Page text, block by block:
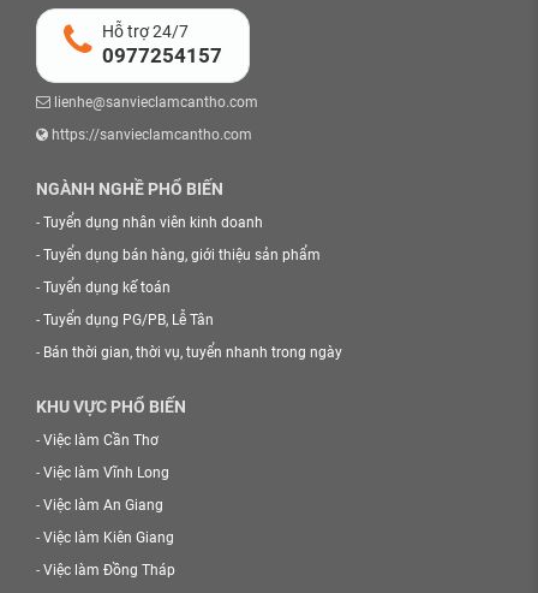
Hỗ trợ 24/7
0977254157
lienhe@sanvieclamcantho.com
https://sanvieclamcantho.com
NGÀNH NGHỀ PHỔ BIẾN
- Tuyển dụng nhân viên kinh doanh
- Tuyển dụng bán hàng, giới thiệu sản phẩm
- Tuyển dụng kế toán
- Tuyển dụng PG/PB, Lễ Tân
- Bán thời gian, thời vụ, tuyển nhanh trong ngày
KHU VỰC PHỔ BIẾN
- Việc làm Cần Thơ
- Việc làm Vĩnh Long
- Việc làm An Giang
- Việc làm Kiên Giang
- Việc làm Đồng Tháp